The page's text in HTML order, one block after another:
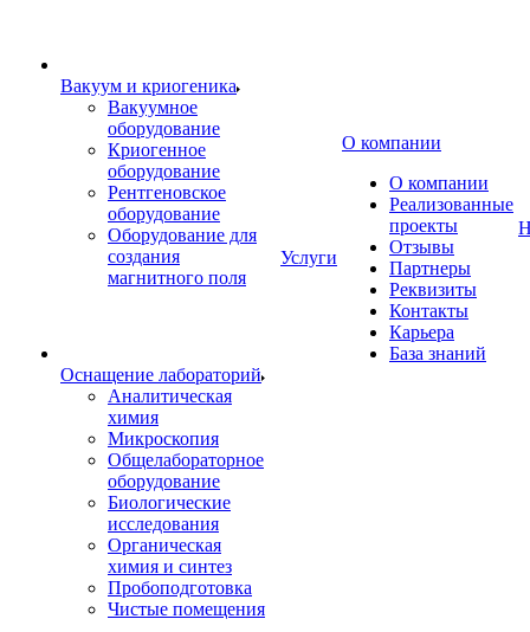
Вакуум и криогеника
Вакуумное
оборудование
Криогенное
оборудование
Рентгеновское
оборудование
Оборудование для
создания
магнитного поля
Оснащение лабораторий
Аналитическая
химия
Микроскопия
Общелабораторное
оборудование
Биологические
исследования
Органическая
химия и синтез
Пробоподготовка
Чистые помещения
Услуги
О компании
О компании
Реализованные
проекты
Отзывы
Партнеры
Реквизиты
Контакты
Карьера
База знаний